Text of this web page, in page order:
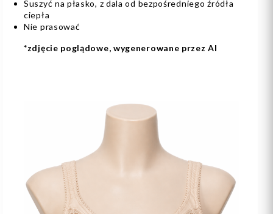
Suszyć na płasko, z dala od bezpośredniego źródła
ciepła
Nie prasować
*zdjęcie poglądowe, wygenerowane przez AI